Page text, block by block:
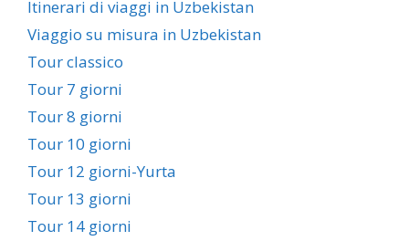
Itinerari di viaggi in Uzbekistan
Viaggio su misura in Uzbekistan
Tour classico
Tour 7 giorni
Tour 8 giorni
Tour 10 giorni
Tour 12 giorni-Yurta
Tour 13 giorni
Tour 14 giorni